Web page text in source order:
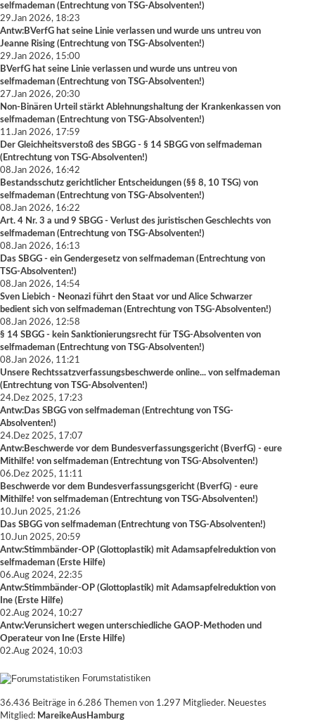
selfmademan ( Entrechtung von TSG-Absolventen!)
29.Jan 2026, 18:23
Antw:BVerfG hat seine Linie verlassen und wurde uns untreu von
Jeanne Rising ( Entrechtung von TSG-Absolventen!)
29.Jan 2026, 15:00
BVerfG hat seine Linie verlassen und wurde uns untreu von
selfmademan ( Entrechtung von TSG-Absolventen!)
27.Jan 2026, 20:30
Non-Binären Urteil stärkt Ablehnungshaltung der Krankenkassen von
selfmademan ( Entrechtung von TSG-Absolventen!)
11.Jan 2026, 17:59
Der Gleichheitsverstoß des SBGG - § 14 SBGG von selfmademan
( Entrechtung von TSG-Absolventen!)
08.Jan 2026, 16:42
Bestandsschutz gerichtlicher Entscheidungen (§§ 8, 10 TSG) von
selfmademan ( Entrechtung von TSG-Absolventen!)
08.Jan 2026, 16:22
Art. 4 Nr. 3 a und 9 SBGG - Verlust des juristischen Geschlechts von
selfmademan ( Entrechtung von TSG-Absolventen!)
08.Jan 2026, 16:13
Das SBGG - ein Gendergesetz von selfmademan ( Entrechtung von
TSG-Absolventen!)
08.Jan 2026, 14:54
Sven Liebich - Neonazi führt den Staat vor und Alice Schwarzer
bedient sich von selfmademan ( Entrechtung von TSG-Absolventen!)
08.Jan 2026, 12:58
§ 14 SBGG - kein Sanktionierungsrecht für TSG-Absolventen von
selfmademan ( Entrechtung von TSG-Absolventen!)
08.Jan 2026, 11:21
Unsere Rechtssatzverfassungsbeschwerde online... von selfmademan
( Entrechtung von TSG-Absolventen!)
24.Dez 2025, 17:23
Antw:Das SBGG von selfmademan ( Entrechtung von TSG-
Absolventen!)
24.Dez 2025, 17:07
Antw:Beschwerde vor dem Bundesverfassungsgericht (BverfG) - eure
Mithilfe! von selfmademan ( Entrechtung von TSG-Absolventen!)
06.Dez 2025, 11:11
Beschwerde vor dem Bundesverfassungsgericht (BverfG) - eure
Mithilfe! von selfmademan ( Entrechtung von TSG-Absolventen!)
10.Jun 2025, 21:26
Das SBGG von selfmademan ( Entrechtung von TSG-Absolventen!)
10.Jun 2025, 20:59
Antw:Stimmbänder-OP (Glottoplastik) mit Adamsapfelreduktion von
selfmademan ( Erste Hilfe)
06.Aug 2024, 22:35
Antw:Stimmbänder-OP (Glottoplastik) mit Adamsapfelreduktion von
Ine ( Erste Hilfe)
02.Aug 2024, 10:27
Antw:Verunsichert wegen unterschiedliche GAOP-Methoden und
Operateur von Ine ( Erste Hilfe)
02.Aug 2024, 10:03
Forumstatistiken
36.436 Beiträge in 6.286 Themen von 1.297 Mitglieder. Neuestes
Mitglied: MareikeAusHamburg